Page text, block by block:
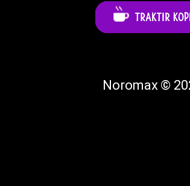
Noromax ©